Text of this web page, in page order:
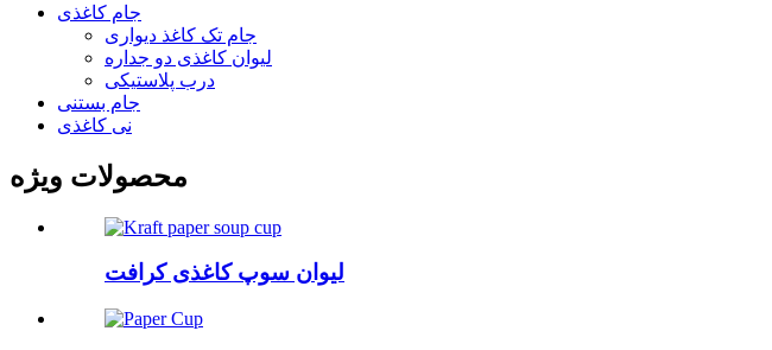
جام کاغذی
جام تک کاغذ دیواری
لیوان کاغذی دو جداره
درب پلاستیکی
جام بستنی
نی کاغذی
محصولات ویژه
لیوان سوپ کاغذی کرافت